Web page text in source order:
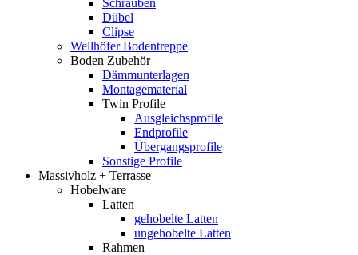
Schrauben
Dübel
Clipse
Wellhöfer Bodentreppe
Boden Zubehör
Dämmunterlagen
Montagematerial
Twin Profile
Ausgleichsprofile
Endprofile
Übergangsprofile
Sonstige Profile
Massivholz + Terrasse
Hobelware
Latten
gehobelte Latten
ungehobelte Latten
Rahmen